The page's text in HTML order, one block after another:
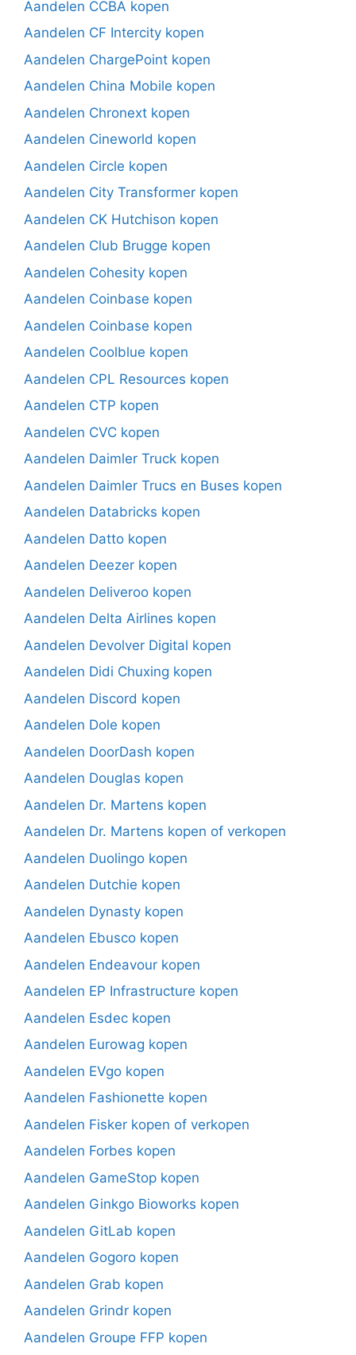
Aandelen CCBA kopen
Aandelen CF Intercity kopen
Aandelen ChargePoint kopen
Aandelen China Mobile kopen
Aandelen Chronext kopen
Aandelen Cineworld kopen
Aandelen Circle kopen
Aandelen City Transformer kopen
Aandelen CK Hutchison kopen
Aandelen Club Brugge kopen
Aandelen Cohesity kopen
Aandelen Coinbase kopen
Aandelen Coinbase kopen
Aandelen Coolblue kopen
Aandelen CPL Resources kopen
Aandelen CTP kopen
Aandelen CVC kopen
Aandelen Daimler Truck kopen
Aandelen Daimler Trucs en Buses kopen
Aandelen Databricks kopen
Aandelen Datto kopen
Aandelen Deezer kopen
Aandelen Deliveroo kopen
Aandelen Delta Airlines kopen
Aandelen Devolver Digital kopen
Aandelen Didi Chuxing kopen
Aandelen Discord kopen
Aandelen Dole kopen
Aandelen DoorDash kopen
Aandelen Douglas kopen
Aandelen Dr. Martens kopen
Aandelen Dr. Martens kopen of verkopen
Aandelen Duolingo kopen
Aandelen Dutchie kopen
Aandelen Dynasty kopen
Aandelen Ebusco kopen
Aandelen Endeavour kopen
Aandelen EP Infrastructure kopen
Aandelen Esdec kopen
Aandelen Eurowag kopen
Aandelen EVgo kopen
Aandelen Fashionette kopen
Aandelen Fisker kopen of verkopen
Aandelen Forbes kopen
Aandelen GameStop kopen
Aandelen Ginkgo Bioworks kopen
Aandelen GitLab kopen
Aandelen Gogoro kopen
Aandelen Grab kopen
Aandelen Grindr kopen
Aandelen Groupe FFP kopen